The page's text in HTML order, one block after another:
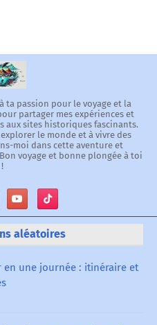
ta passion pour le voyage et la
partager mes expériences et
aux sites historiques fascinants.
le monde et à vivre des
moi dans cette aventure et
voyage et bonne plongée à toi
!
aléatoires
en une journée : itinéraire et